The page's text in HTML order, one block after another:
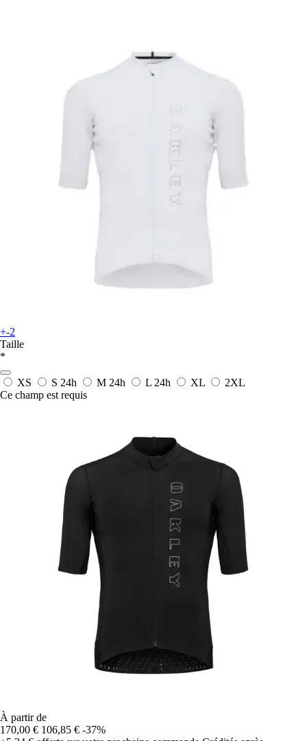
+-2
Taille
*
XS S 24h M 24h L 24h XL
2XL
Ce champ est requis
À partir de
170,00 € 106,85 € -37%